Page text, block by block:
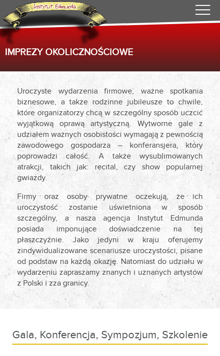
IMPREZY OKOLICZNOŚCIOWE
Uroczyste wydarzenia firmowe, ważne spotkania
biznesowe, a także rodzinne jubileusze to chwile,
które organizatorzy chcą w szczególny sposób uczcić
wyjątkową oprawą artystyczną. Wytworne gale z
udziałem ważnych osobistości wymagają z pewnością
zawodowego gospodarza – konferansjera, który
poprowadzi całość. A także wysublimowanych
atrakcji, takich jak: recital, czy show popularnej
gwiazdy.
Firmy oraz osoby prywatne oczekują, że ich
uroczystość zostanie uświetniona w sposób
szczególny, a nasza agencja Instytut Edmunda
posiada imponujące doświadczenie na tej
płaszczyźnie. Jako jedyni w kraju oferujemy
zindywidualizowane scenariusze uroczystości, pisane
od podstaw na każdą okazję. Natomiast do udziału w
wydarzeniu zapraszamy znanych i uznanych artystów
z Polski i zza granicy.
Gala, Konferencja, Sympozjum, Szkolenie